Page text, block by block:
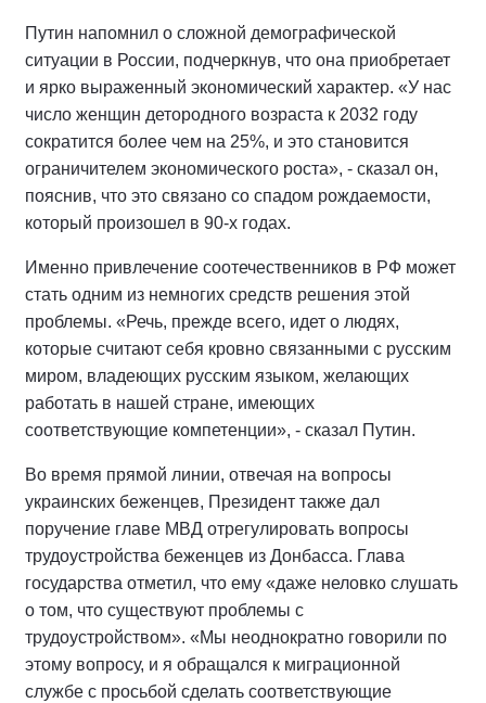
Путин напомнил о сложной демографической
ситуации в России, подчеркнув, что она приобретает
и ярко выраженный экономический характер. «У нас
число женщин детородного возраста к 2032 году
сократится более чем на 25%, и это становится
ограничителем экономического роста», - сказал он,
пояснив, что это связано со спадом рождаемости,
который произошел в 90-х годах.
Именно привлечение соотечественников в РФ может
стать одним из немногих средств решения этой
проблемы. «Речь, прежде всего, идет о людях,
которые считают себя кровно связанными с русским
миром, владеющих русским языком, желающих
работать в нашей стране, имеющих
соответствующие компетенции», - сказал Путин.
Во время прямой линии, отвечая на вопросы
украинских беженцев, Президент также дал
поручение главе МВД отрегулировать вопросы
трудоустройства беженцев из Донбасса. Глава
государства отметил, что ему «даже неловко слушать
о том, что существуют проблемы с
трудоустройством». «Мы неоднократно говорили по
этому вопросу, и я обращался к миграционной
службе с просьбой сделать соответствующие